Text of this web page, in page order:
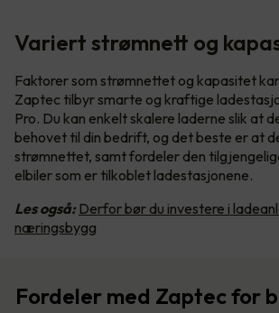
Variert strømnett og
Faktorer som strømnettet og kapasitet
Zaptec tilbyr smarte og kraftige
Pro. Du kan enkelt skalere laderne slik at
behovet til din bedrift, og det beste er at
strømnettet, samt fordeler den
elbiler som er tilkoblet ladestasjonene.
Les også: Derfor bør du investere i
næringsbygg
Fordeler med Zaptec for